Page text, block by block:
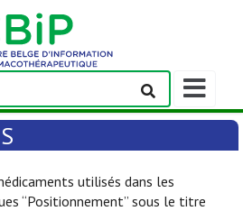
Afficher/
la
barre
navigation
utilisés dans les
“Positionnement” sous le titre